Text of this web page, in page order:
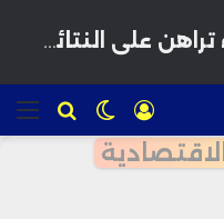
للبحث الوضع
المظلم
تسجيل
الدخول
الاقتصادية